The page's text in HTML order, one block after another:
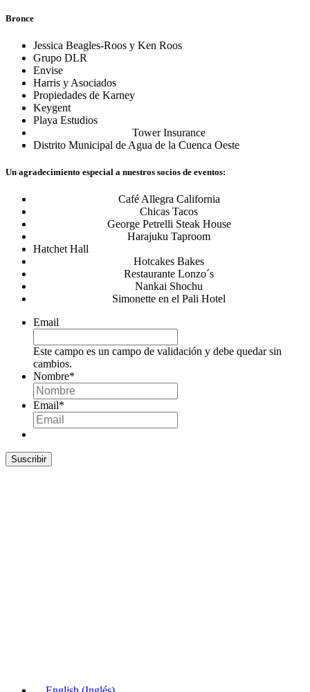
Bronce
Jessica Beagles-Roos y Ken Roos
Grupo DLR
Envise
Harris y Asociados
Propiedades de Karney
Keygent
Playa Estudios
Tower Insurance
Distrito Municipal de Agua de la Cuenca Oeste
Un agradecimiento especial a nuestros socios de eventos:
Café Allegra California
Chicas Tacos
George Petrelli Steak House
Harajuku Taproom
Hatchet Hall
Hotcakes Bakes
Restaurante Lonzo´s
Nankai Shochu
Simonette en el Pali Hotel
Email
Este campo es un campo de validación y debe quedar sin
cambios.
Nombre*
Email*
Suscribir